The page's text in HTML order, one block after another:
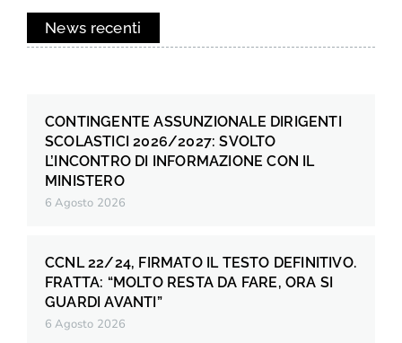
News recenti
CONTINGENTE ASSUNZIONALE DIRIGENTI
SCOLASTICI 2026/2027: SVOLTO
L’INCONTRO DI INFORMAZIONE CON IL
MINISTERO
6 Agosto 2026
CCNL 22/24, FIRMATO IL TESTO DEFINITIVO.
FRATTA: “MOLTO RESTA DA FARE, ORA SI
GUARDI AVANTI”
6 Agosto 2026